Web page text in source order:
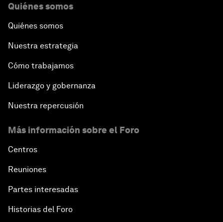
Quiénes somos
Quiénes somos
Nuestra estrategia
Cómo trabajamos
Liderazgo y gobernanza
Nuestra repercusión
Más información sobre el Foro
Centros
Reuniones
Partes interesadas
Historias del Foro